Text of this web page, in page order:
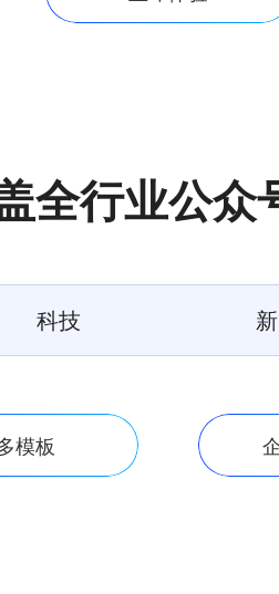
全行业公众
科技
模板